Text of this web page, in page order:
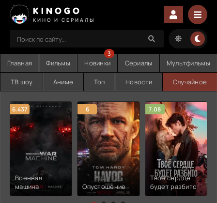
KINOGO
КИНО И СЕРИАЛЫ
Главная Фильмы Новинки
3
Сериалы Мультфильмы
ТВ шоу Аниме Топ Новости Случайное
6.437
Военная
машина
6
Опустошение
7.08
Твоё сердце
будет разбито